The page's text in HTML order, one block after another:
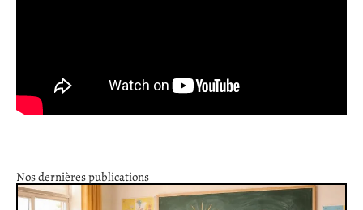
Nos dernières publications